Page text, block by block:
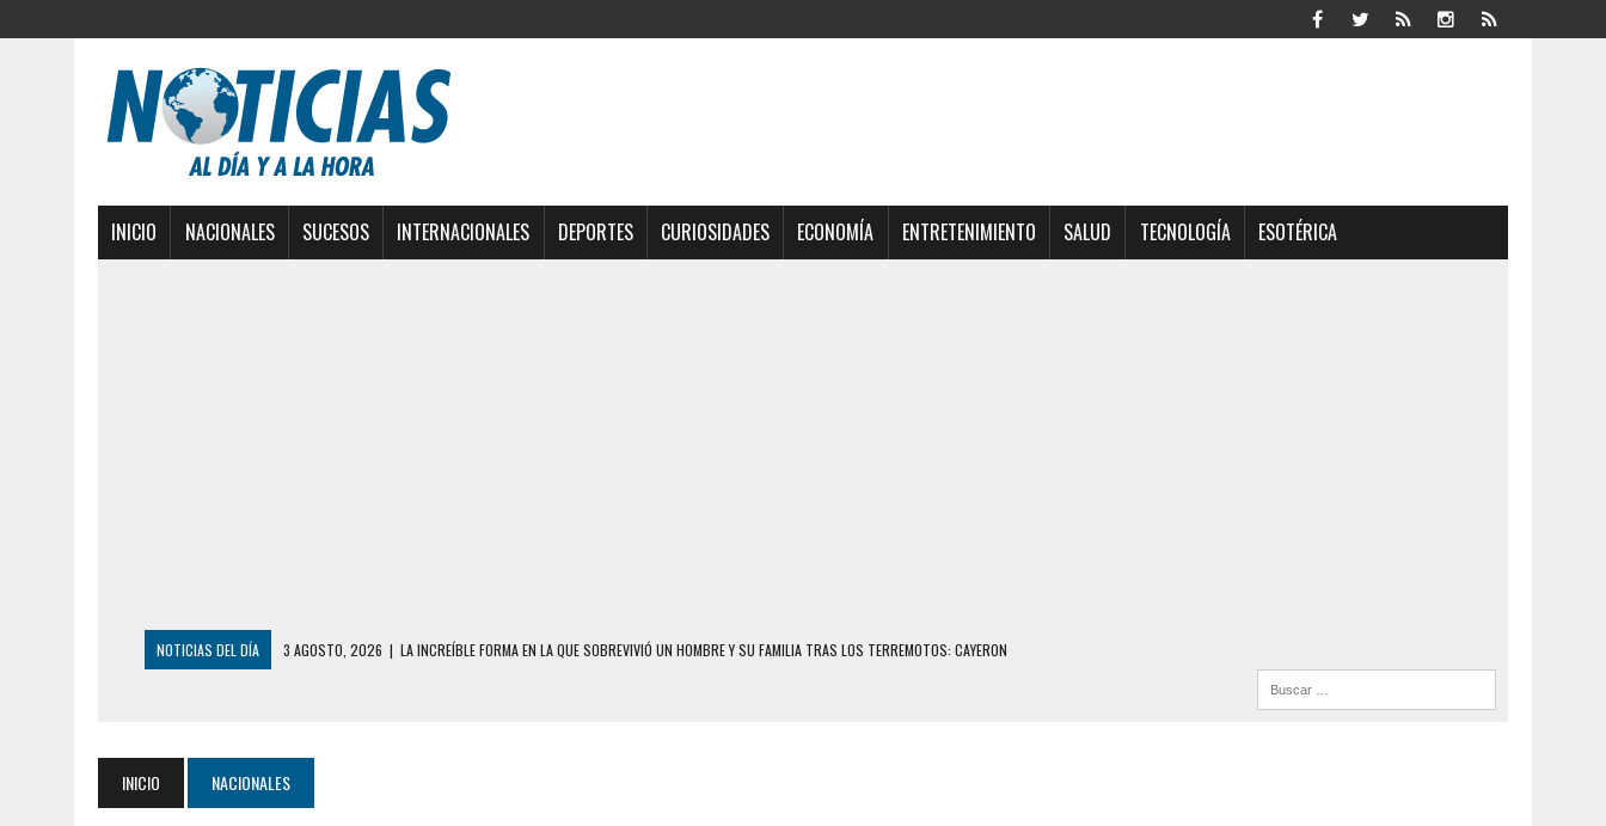
INICIO NACIONALES SUCESOS INTERNACIONALES DEPORTES CURIOSIDADES ECONOMÍA ENTRETENIMIENTO SALUD TECNOLOGÍA ESOTÉRICA
NOTICIAS DEL DÍA 3 AGOSTO, 2026 | LA INCREÍBLE FORMA EN LA QUE SOBREVIVIÓ UN HOMBRE Y SU FAMILIA TRAS LOS TERREMOTOS: CAYERON
2 AGOSTO, 2026 | COLAPSÓ TECHO DE UNA VIVIENDA EN EL CENTRO DE CARACAS CON MÁS DE 20 PERSONAS ADENTRO
INICIO NACIONALES